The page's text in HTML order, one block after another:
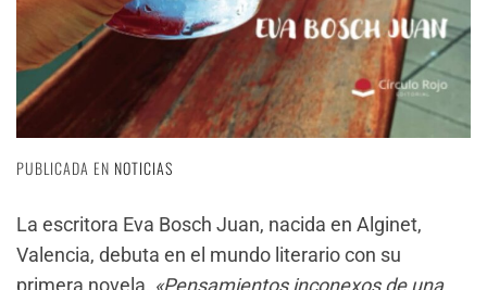
PUBLICADA EN NOTICIAS
La escritora Eva Bosch Juan, nacida en Alginet,
Valencia, debuta en el mundo literario con su
primera novela, «Pensamientos inconexos de una